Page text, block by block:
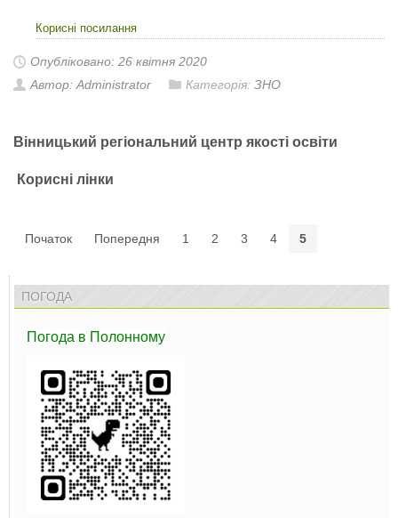
Корисні посилання
Опубліковано: 26 квітня 2020
Автор: Administrator
Категорія: ЗНО
Вінницький регіональний центр якості освіти
Корисні лінки
Початок Попередня 1 2 3 4 5
ПОГОДА
Погода в Полонному